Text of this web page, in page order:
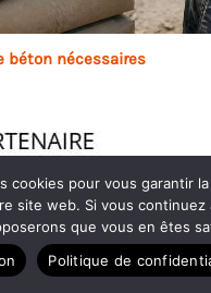
béton nécessaires
cookies pour vous garantir
site web. Si vous continuez
que vous en êtes
Politique de